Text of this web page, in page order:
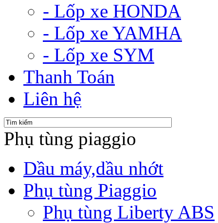
- Lốp xe HONDA
- Lốp xe YAMHA
- Lốp xe SYM
Thanh Toán
Liên hệ
Phụ tùng piaggio
Dầu máy,dầu nhớt
Phụ tùng Piaggio
Phụ tùng Liberty ABS